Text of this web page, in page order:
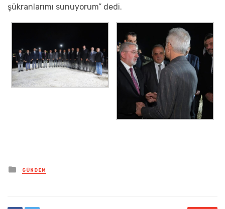
şükranlarımı sunuyorum” dedi.
Posted
in
GÜNDEM